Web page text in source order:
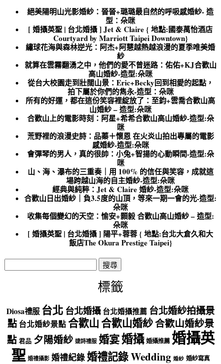
絕美陽明山光影婚紗：晉晉+璐璐最自然的呼吸感婚紗- 造
型：朵咪
[ 婚攝英聖 | 台北婚攝 ] Jet & Claire { 地點:國泰萬怡酒店
Courtyard by Marriott Taipei Downtown}
繡球花海與森林逆光：阿杰+阿慧越熱越浪漫的夏季唯美婚
紗
就算在雲霧翻湧之中，他們的愛不曾迷路：佑佑+KJ合歡山
高山婚紗-造型:朵咪
從台大校園走到壯闊山景：Eric+Becky回到相愛的起點，
拍下屬於你們的雋永-造型：朵咪
所有的好運，都在這份笑容裡綻放了：至鈞+雲喬合歡山高
山婚紗 – 造型:朵咪
合歡山上的電影時刻：阿星+希希合歡山高山婚紗-造型:朵
咪
荒野裡的浪漫史詩：品蓁＋懷恩 在火炎山拍出專屬的電影
感婚紗-造型:朵咪
會彈琴的男人，真的很帥：小兔+智揚的心動瞬間-造型:朵
咪
山、海、瀑布的三重奏｜用 100% 的信任與笑容，成就這
場跨越山海的自主婚紗-造型:朵咪
經典與純粹：Jet & Claire 婚紗-造型:朵咪
合歡山日出婚紗｜負3.5度的山頂，等來一期一會的光-造型:
朵咪
收集每個變幻的天空：愉安+顥毅 合歡山高山婚紗 – 造型:
朵咪
[ 婚攝英聖 | 台北婚攝 ] 陽平+蓉蓉 { 地點:台北大倉久和大
飯店The Okura Prestige Taipei}
搜
尋
標籤
Diosa禮服 台北台北婚攝 台北婚攝推薦 台北婚紗拍攝景
點 台北婚紗景點 合歡山合歡山婚紗合歡山婚紗景
點 君品 夕陽婚紗 婕詩禮服 婚宴婚攝 婚攝推薦 婚攝英
聖 婚禮攝影 婚禮紀錄婚禮記錄 Wedding 婚紗 婚紗寫真